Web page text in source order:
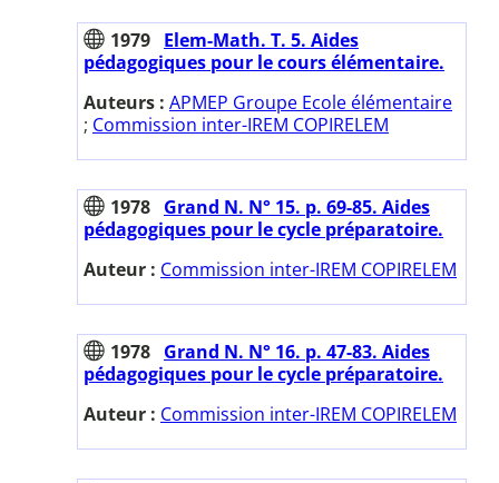
1979 Elem-Math. T. 5. Aides
pédagogiques pour le cours élémentaire.
Auteurs : APMEP Groupe Ecole élémentaire
; Commission inter-IREM COPIRELEM
1978 Grand N. N° 15. p. 69-85. Aides
pédagogiques pour le cycle préparatoire.
Auteur : Commission inter-IREM COPIRELEM
1978 Grand N. N° 16. p. 47-83. Aides
pédagogiques pour le cycle préparatoire.
Auteur : Commission inter-IREM COPIRELEM